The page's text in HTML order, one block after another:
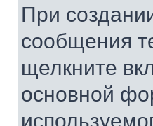
При
сообщения
щелкните
основной